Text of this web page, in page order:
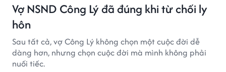
Vợ NSND Công Lý đã đúng khi từ chối ly
hôn
Sau tất cả, vợ Công Lý không chọn một cuộc đời dễ
dàng hơn, nhưng chọn cuộc đời mà mình không phải
nuối tiếc.